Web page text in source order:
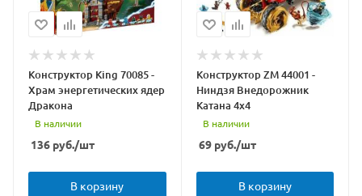
Конструктор King 70085 -
Храм энергетических ядер
Дракона
В наличии
136 руб./шт
В корзину
Конструктор ZM 44001 -
Ниндзя Внедорожник
Катана 4x4
В наличии
69руб./шт
В корзину